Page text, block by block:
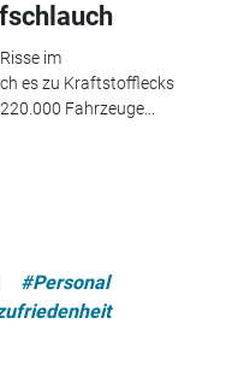
im
es zu Kraftstofflecks
Fahrzeuge...
#Personal